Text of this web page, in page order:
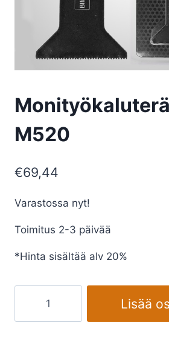
M520
€69,44
Varastossa nyt!
Toimitus 2-3 päivää
*Hinta sisältää alv 20%
Metal
Lisää